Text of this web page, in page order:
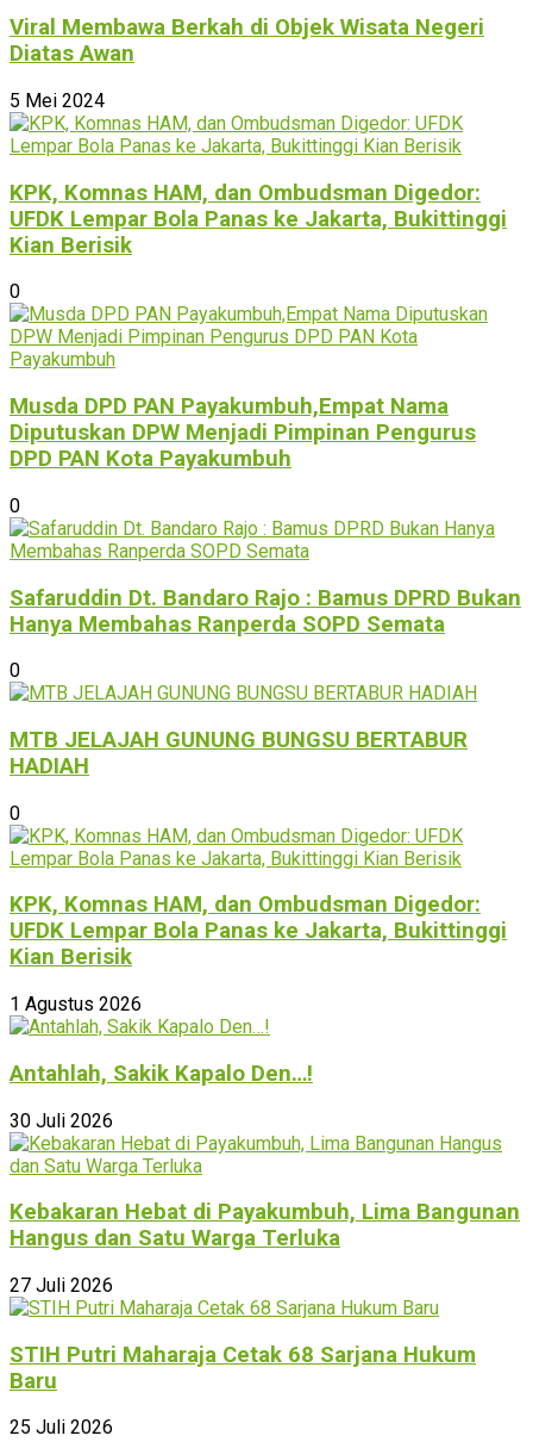
Viral Membawa Berkah di Objek Wisata Negeri
Diatas Awan
5 Mei 2024
KPK, Komnas HAM, dan Ombudsman Digedor:
UFDK Lempar Bola Panas ke Jakarta, Bukittinggi
Kian Berisik
0
Musda DPD PAN Payakumbuh,Empat Nama
Diputuskan DPW Menjadi Pimpinan Pengurus
DPD PAN Kota Payakumbuh
0
Safaruddin Dt. Bandaro Rajo : Bamus DPRD Bukan
Hanya Membahas Ranperda SOPD Semata
0
MTB JELAJAH GUNUNG BUNGSU BERTABUR
HADIAH
0
KPK, Komnas HAM, dan Ombudsman Digedor:
UFDK Lempar Bola Panas ke Jakarta, Bukittinggi
Kian Berisik
1 Agustus 2026
Antahlah, Sakik Kapalo Den…!
30 Juli 2026
Kebakaran Hebat di Payakumbuh, Lima Bangunan
Hangus dan Satu Warga Terluka
27 Juli 2026
STIH Putri Maharaja Cetak 68 Sarjana Hukum
Baru
25 Juli 2026